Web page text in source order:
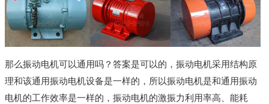
那么振动电机可以通用吗？答案是可以的，振动电机采用结构原
理和该通用振动电机设备是一样的，所以振动电机是和通用振动
电机的工作效率是一样的，振动电机的激振力利用率高、能耗